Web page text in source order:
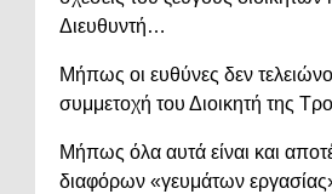
Διευθυντή…
Μήπως οι ευθύνες δεν
συμμετοχή του Διοικητή της
Μήπως όλα αυτά είναι και
διαφόρων «γευμάτων